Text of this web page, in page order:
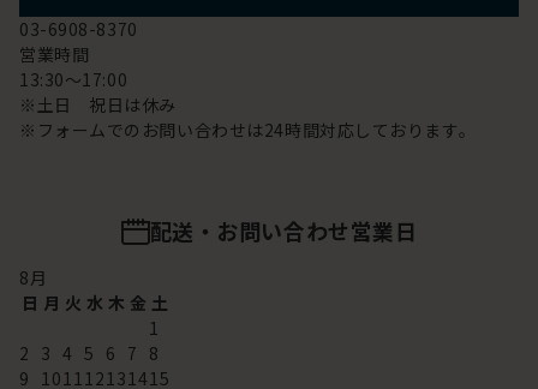
03-6908-8370
営業時間
13:30～17:00
※土日 祝日は休み
※フォームでのお問い合わせは24時間対応しております。
配送・お問い合わせ営業日
8月
日 月 火 水 木 金 土
1
2 3 4 5 6 7 8
9 101112131415